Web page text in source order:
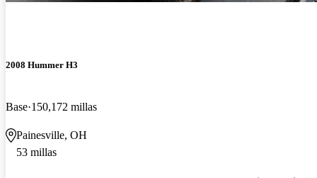
2008 Hummer H3
Base 150,172 millas
Painesville, OH
53 millas